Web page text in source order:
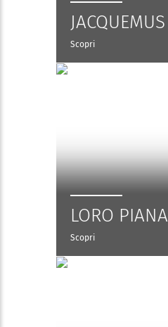
JACQUEMUS
Scopri
LORO PIANA
Scopri